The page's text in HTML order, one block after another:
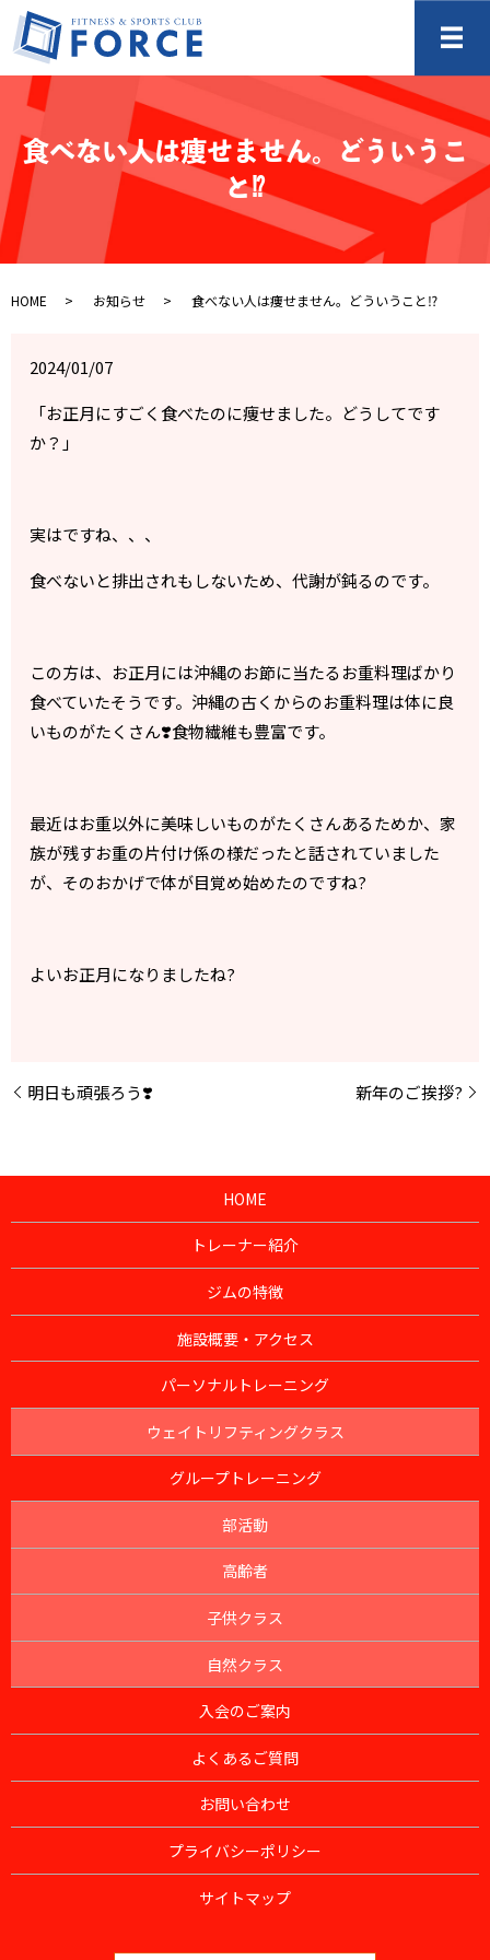
食べない人は痩せません。どういうこ
と⁉️
HOME お知らせ 食べない人は痩せません。どういうこと⁉️
2024/01/07
「お正月にすごく食べたのに痩せました。どうしてです
か？」
実はですね、、、
食べないと排出されもしないため、代謝が鈍るのです。
この方は、お正月には沖縄のお節に当たるお重料理ばかり
食べていたそうです。沖縄の古くからのお重料理は体に良
いものがたくさん❣️食物繊維も豊富です。
最近はお重以外に美味しいものがたくさんあるためか、家
族が残すお重の片付け係の様だったと話されていました
が、そのおかげで体が目覚め始めたのですね?
よいお正月になりましたね?
明日も頑張ろう❣️ 新年のご挨拶?
HOME
トレーナー紹介
ジムの特徴
施設概要・アクセス
パーソナルトレーニング
ウェイトリフティングクラス
グループトレーニング
部活動
高齢者
子供クラス
自然クラス
入会のご案内
よくあるご質問
お問い合わせ
プライバシーポリシー
サイトマップ